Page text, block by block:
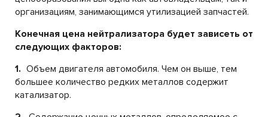
организациям, занимающимся утилизацией запчастей.
Конечная цена нейтрализатора будет зависеть от
следующих факторов:
1. Объем двигателя автомобиля. Чем он выше, тем
большее количество редких металлов содержит
катализатор.